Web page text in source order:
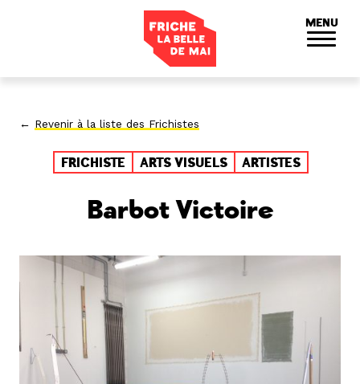
MENU
← Revenir à la liste des Frichistes
FRICHISTE ARTS VISUELS ARTISTES
Barbot Victoire
Panneau de gestion des cookies